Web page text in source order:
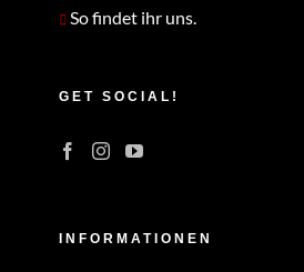
So findet ihr uns.
GET SOCIAL!
INFORMATIONEN